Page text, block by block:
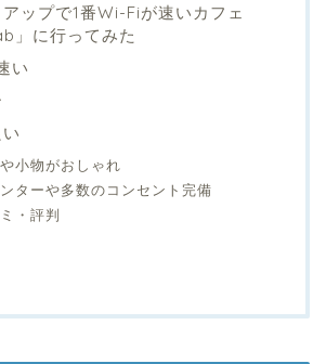
ップで1番Wi-Fiが速いカフェ
」に行ってみた
い
小物がおしゃれ
ターや多数のコンセント完備
・評判